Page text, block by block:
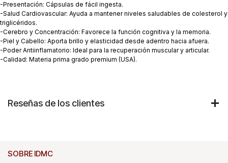
-Presentación: Cápsulas de fácil ingesta.
-Salud Cardiovascular: Ayuda a mantener niveles saludables de colesterol y
triglicéridos.
-Cerebro y Concentración: Favorece la función cognitiva y la memoria.
-Piel y Cabello: Aporta brillo y elasticidad desde adentro hacia afuera.
-Poder Antiinflamatorio: Ideal para la recuperación muscular y articular.
-Calidad: Materia prima grado premium (USA).
Reseñas de los clientes
SOBRE IDMC